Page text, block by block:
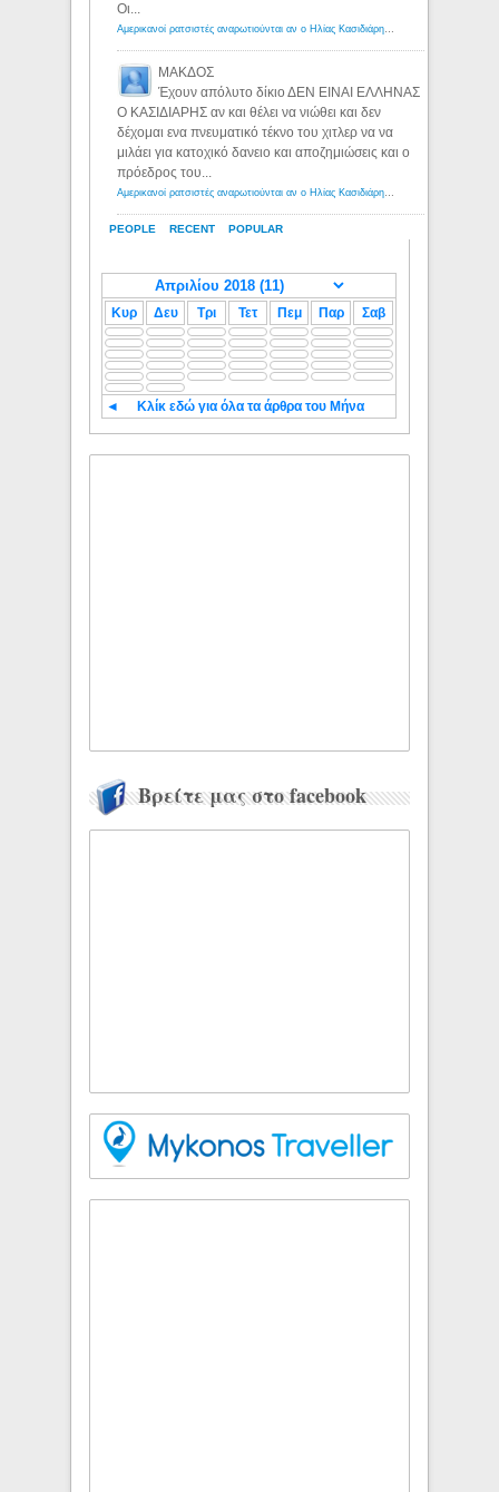
PEOPLE RECENT POPULAR
Οι...
Αμερικανοί ρατσιστές αναρωτιούνται αν ο Ηλίας Κασιδιάρης ανήκει στη λευκή φυλή... - Λόγιος Ερμής
ΜΑΚΔΟΣ
Έχουν απόλυτο δίκιο ΔΕΝ ΕΙΝΑΙ ΕΛΛΗΝΑΣ
Ο ΚΑΣΙΔΙΑΡΗΣ αν και θέλει να νιώθει και δεν
δέχομαι ενα πνευματικό τέκνο του χιτλερ να να
μιλάει για κατοχικό δανειο και αποζημιώσεις και ο
πρόεδρος του...
Αμερικανοί ρατσιστές αναρωτιούνται αν ο Ηλίας Κασιδιάρης ανήκει στη λευκή φυλή... - Λόγιος Ερμής
Κυρ Δευ Τρι Τετ Πεμ Παρ Σαβ
◄ Κλίκ εδώ για όλα τα άρθρα του Μήνα
Βρείτε μας στο facebook